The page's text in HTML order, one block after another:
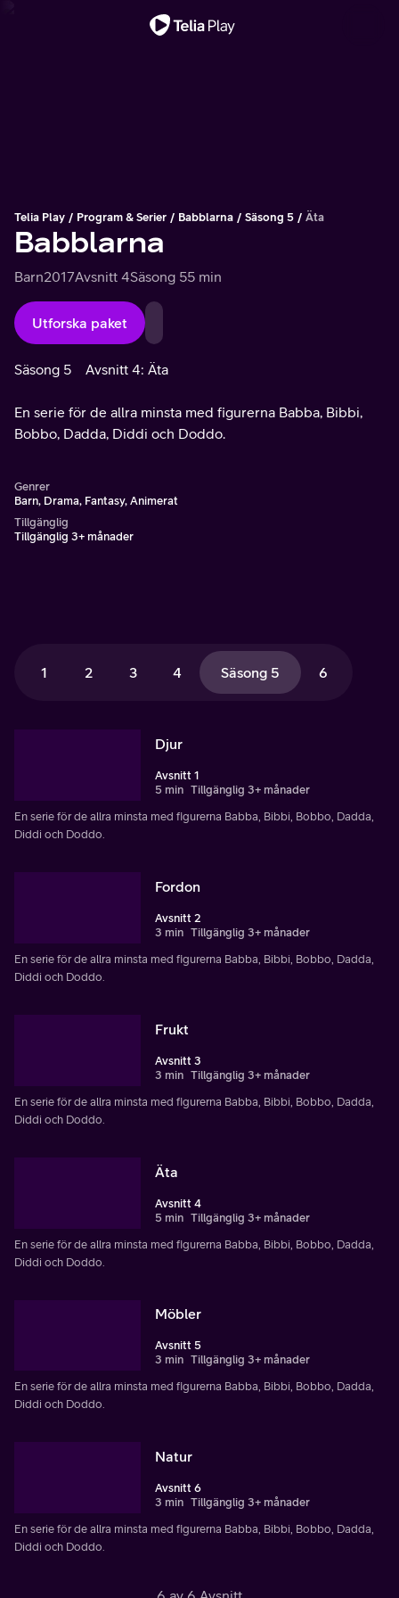
Telia Play Program & Serier Babblarna Säsong 5 Äta
Babblarna
Barn2017Avsnitt 4Säsong 55 min
Utforska paket
Säsong 5 Avsnitt 4: Äta
En serie för de allra minsta med figurerna Babba, Bibbi,
Bobbo, Dadda, Diddi och Doddo.
Genrer
Barn, Drama, Fantasy, Animerat
Tillgänglig
Tillgänglig 3+ månader
1 2 3 4 Säsong 5 6
Djur
Avsnitt 1
5 min Tillgänglig 3+ månader
En serie för de allra minsta med figurerna Babba, Bibbi, Bobbo, Dadda,
Diddi och Doddo.
Fordon
Avsnitt 2
3 min Tillgänglig 3+ månader
En serie för de allra minsta med figurerna Babba, Bibbi, Bobbo, Dadda,
Diddi och Doddo.
Frukt
Avsnitt 3
3 min Tillgänglig 3+ månader
En serie för de allra minsta med figurerna Babba, Bibbi, Bobbo, Dadda,
Diddi och Doddo.
Äta
Avsnitt 4
5 min Tillgänglig 3+ månader
En serie för de allra minsta med figurerna Babba, Bibbi, Bobbo, Dadda,
Diddi och Doddo.
Möbler
Avsnitt 5
3 min Tillgänglig 3+ månader
En serie för de allra minsta med figurerna Babba, Bibbi, Bobbo, Dadda,
Diddi och Doddo.
Natur
Avsnitt 6
3 min Tillgänglig 3+ månader
En serie för de allra minsta med figurerna Babba, Bibbi, Bobbo, Dadda,
Diddi och Doddo.